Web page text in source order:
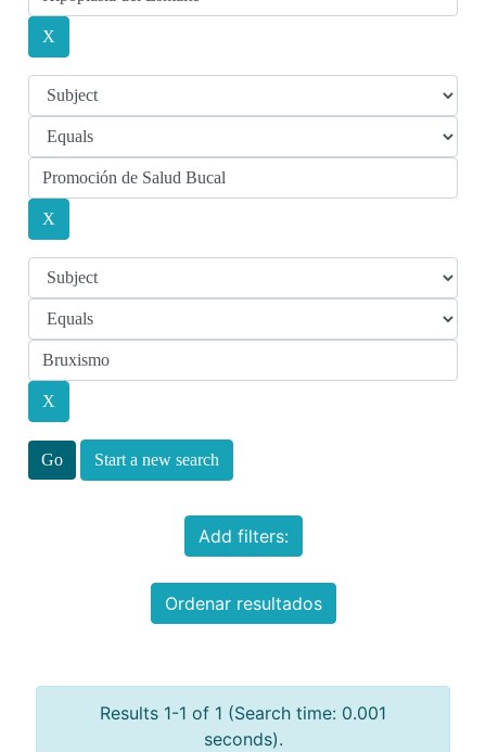
Start a new search
Add filters:
Ordenar resultados
Results 1-1 of 1 (Search time: 0.001
seconds).